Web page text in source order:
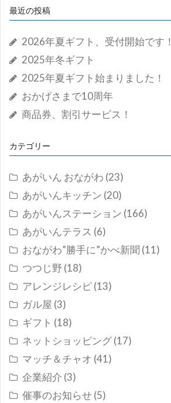
最近の投稿
2026年夏ギフト、受付開始です！
2025年冬ギフト
2025年夏ギフト始まりました！
おかげさまで10周年
商品券、割引サービス！
カテゴリー
あがいん おながわ (23)
あがいんキッチン (20)
あがいんステーション (166)
あがいんテラス (6)
おながわ”勝手に”かべ新聞 (11)
つつじ野 (18)
アレンジレシピ(13)
ガル屋 (3)
ギフト (18)
ネットショッピング(17)
マッチ＆チャオ (41)
企業紹介 (3)
催事のお知らせ(5)